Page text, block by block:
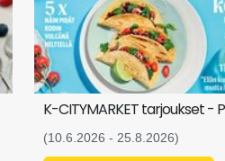
K-CITYMARKET tarjoukset -
(10.6.2026 - 25.8.2026)